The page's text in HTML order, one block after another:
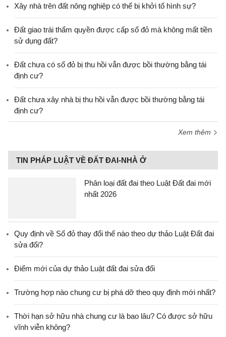
Xây nhà trên đất nông nghiệp có thể bị khởi tố hình sự?
Đất giao trái thẩm quyền được cấp sổ đỏ mà không mất tiền
sử dụng đất?
Đất chưa có sổ đỏ bị thu hồi vẫn được bồi thường bằng tái
định cư?
Đất chưa xây nhà bị thu hồi vẫn được bồi thường bằng tái
định cư?
Xem thêm
TIN PHÁP LUẬT VỀ ĐẤT ĐAI-NHÀ Ở
Phân loại đất đai theo Luật Đất đai mới
nhất 2026
Quy định về Sổ đỏ thay đổi thế nào theo dự thảo Luật Đất đai
sửa đổi?
Điểm mới của dự thảo Luật đất đai sửa đổi
Trường hợp nào chung cư bị phá dỡ theo quy định mới nhất?
Thời hạn sở hữu nhà chung cư là bao lâu? Có được sở hữu
vĩnh viễn không?